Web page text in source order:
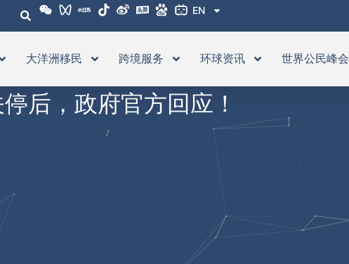
EN
大洋洲移民 跨境服务 环球资讯 世界公民峰会
后，政府官方回应！